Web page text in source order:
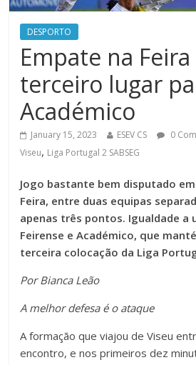
DESPORTO
Empate na
terceiro lugar
Académico
January 15, 2023 ESEV CS 0
Viseu, Liga Portugal 2 SABSEG
Jogo bastante bem disputado
Feira, entre duas equipas
apenas três pontos. Igualdade a
Feirense e Académico, que
terceira colocação da Liga
Por Bianca Leão
A melhor defesa é o ataque
A formação que viajou de Viseu
encontro, e nos primeiros dez